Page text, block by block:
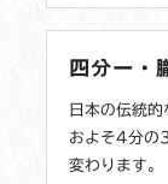
四分一・
日本の伝統
およそ4分の
変わります。